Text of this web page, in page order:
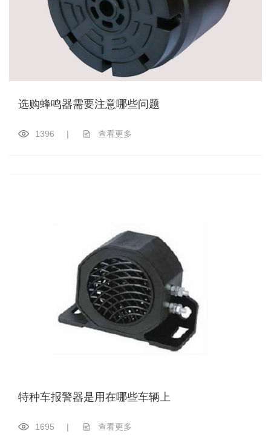
选购蜂鸣器需要注意哪些问题
1396 | 查看更多
特种车报警器是用在哪些车辆上
1695 | 查看更多